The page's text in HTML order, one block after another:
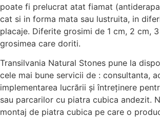
poate fi prelucrat atat fiamat
cat si in forma mata sau lustruita, in
placaje. Diferite grosimi de 1 cm, 2 cm,
grosimea care doriti.
Transilvania Natural Stones pune la
cele mai bune servicii de : consultanta,
implementarea lucrării și întreținere
sau parcarilor cu piatra cubica andezit.
montaj de piatra cubica pe care o